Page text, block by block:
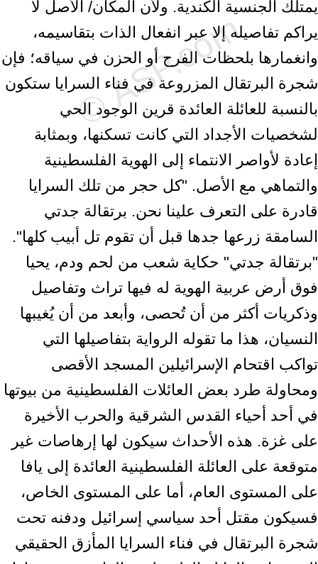
يمتلك الجنسية الكندية. ولأن المكان/ الأصل لا
يراكم تفاصيله إلا عبر انفعال الذات بتقاسيمه،
وانغمارها بلحظات الفرح أو الحزن في سياقه؛ فإن
شجرة البرتقال المزروعة في فناء السرايا ستكون
بالنسبة للعائلة العائدة قرين الوجود الحي
لشخصيات الأجداد التي كانت تسكنها، وبمثابة
إعادة لأواصر الانتماء إلى الهوية الفلسطينية
والتماهي مع الأصل. "كل حجر من تلك السرايا
قادرة على التعرف علينا نحن. برتقالة جدتي
السامقة زرعها جدها قبل أن تقوم تل أبيب كلها".
"برتقالة جدتي" حكاية شعب من لحم ودم، يحيا
فوق أرض عربية الهوية له فيها تراث وتفاصيل
وذكريات أكثر من أن تُحصى، وأبعد من أن يُغيبها
النسيان، هذا ما تقوله الرواية بتفاصيلها التي
تواكب اقتحام الإسرائيلين المسجد الأقصى
ومحاولة طرد بعض العائلات الفلسطينية من بيوتها
في أحد أحياء القدس الشرقية والحرب الأخيرة
على غزة. هذه الأحداث سيكون لها إرهاصات غير
متوقعة على العائلة الفلسطينية العائدة إلى يافا
على المستوى العام، أما على المستوى الخاص،
فسيكون مقتل أحد سياسي إسرائيل ودفنه تحت
شجرة البرتقال في فناء السرايا المأزق الحقيقي